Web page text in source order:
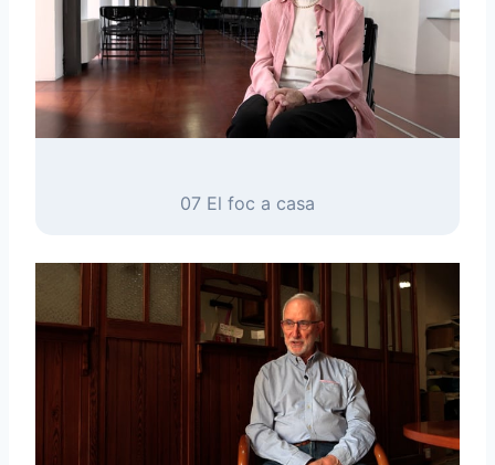
07 El foc a casa